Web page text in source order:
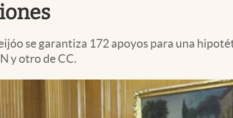
se garantiza 172 apoyos para una
y otro de CC.